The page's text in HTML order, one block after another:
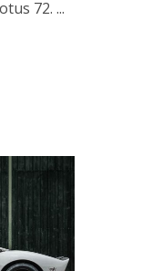
72.